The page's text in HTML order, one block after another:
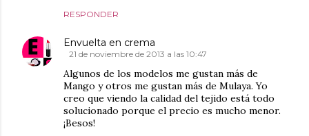
RESPONDER
Envuelta en crema
21 de noviembre de 2013 a las 10:47
Algunos de los modelos me gustan más de
Mango y otros me gustan más de Mulaya. Yo
creo que viendo la calidad del tejido está todo
solucionado porque el precio es mucho menor.
¡Besos!